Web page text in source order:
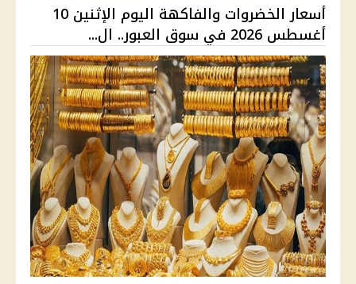
أسعار الخضروات والفاكهة اليوم الإثنين 10
أغسطس 2026 في سوق العبور.. ال...